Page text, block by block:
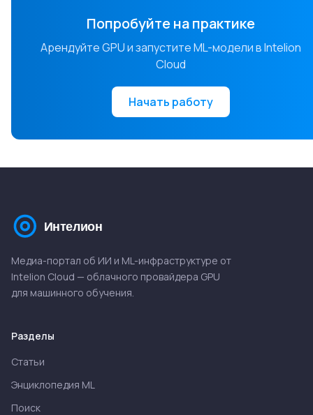
Попробуйте на практике
Арендуйте GPU и запустите ML-модели в Intelion
Cloud
Начать работу
Медиа-портал об ИИ и ML-инфраструктуре от
Intelion Cloud — облачного провайдера GPU
для машинного обучения.
Разделы
Статьи
Энциклопедия ML
Поиск